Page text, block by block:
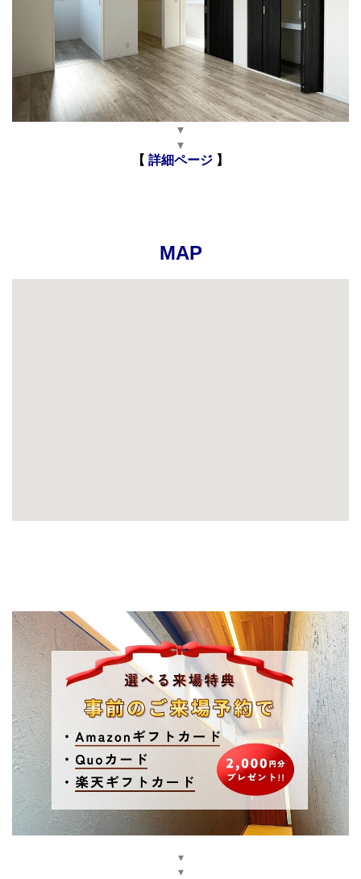
▾
▾
【 詳細ページ 】
MAP
▾
▾